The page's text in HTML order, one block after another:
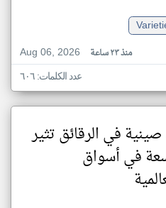
Aug 06, 2026
منذ ٢٣ ساعة
عدد الكلمات: ٦٠٦
في الرقائق تثير
في أسواق